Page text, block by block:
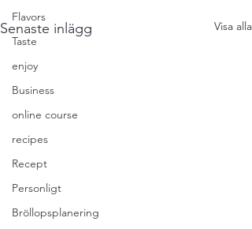
Flavors
Taste
enjoy
Business
online course
recipes
Recept
Personligt
Bröllopsplanering
Senaste inlägg Visa alla